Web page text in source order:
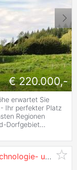
€ 220.000,-
erwartet Sie
Ihr perfekter Platz
Regionen
Dorfgebiet...
26,38 m² Bürofläche im 1. OG im Technologie- und Innovationszentrum in